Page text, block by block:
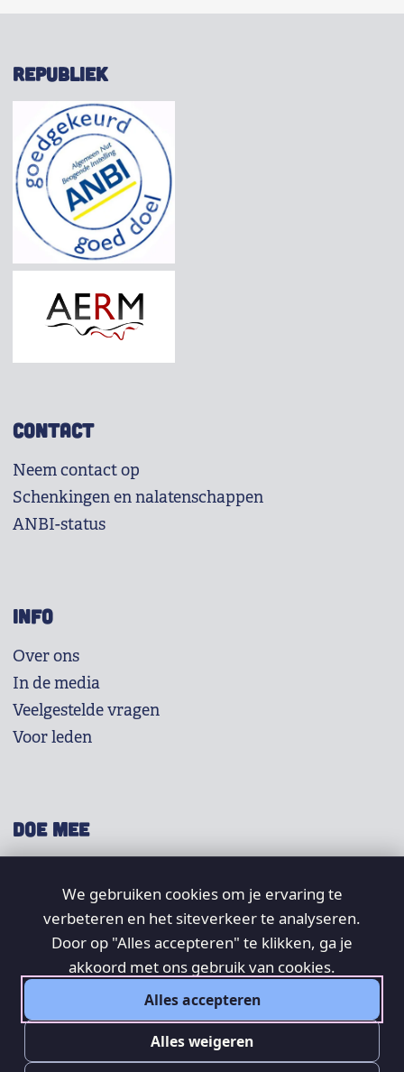
REPUBLIEK
CONTACT
Neem contact op
Schenkingen en nalatenschappen
ANBI-status
INFO
Over ons
In de media
Veelgestelde vragen
Voor leden
DOE MEE
Doneer
Word lid
Vrijwilligers
We gebruiken cookies om je ervaring te
verbeteren en het siteverkeer te analyseren.
Door op "Alles accepteren" te klikken, ga je
akkoord met ons gebruik van cookies.
Alles accepteren
Alles weigeren